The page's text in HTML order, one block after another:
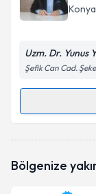
Konya
Uzm. Dr. Yunus
Şefik Can Cad.
oluşturun.
Bölgenize